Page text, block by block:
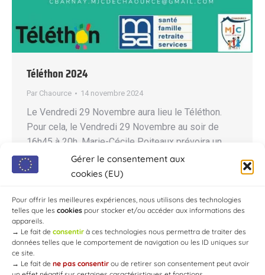
Gérer le consentement aux
cookies (EU)
Pour offrir les meilleures expériences, nous utilisons des technologies
telles que les cookies pour stocker et/ou accéder aux informations des
appareils.
→ Le fait de consentir à ces technologies nous permettra de traiter des
données telles que le comportement de navigation ou les ID uniques sur
ce site.
→ Le fait de ne pas consentir ou de retirer son consentement peut avoir
Téléthon 2024
Par Chaource 14 novembre 2024
Le Vendredi 29 Novembre aura lieu le Téléthon.
Pour cela, le Vendredi 29 Novembre au soir de
16h45 à 20h, Marie-Cécile Poiteaux prévoira un
challenge sportif en extérieur. En partenariat avec
la MSA Sud Champagne, la MJC-MPT aura la
Un vélo smoothie, est un vélo fixe, avec…